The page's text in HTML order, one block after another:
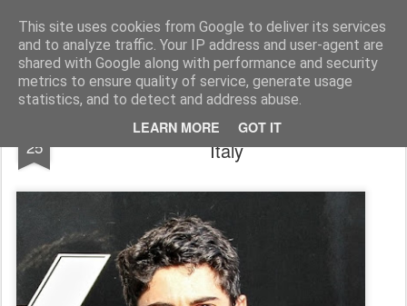
This site uses cookies from Google to deliver its services
and to analyze traffic. Your IP address and user-agent are
shared with Google along with performance and security
metrics to ensure quality of service, generate usage
statistics, and to detect and address abuse.
LEARN MORE GOT IT
AutoMotoCorse. Motorsport Random News 280912
25
AutoCorse/ Nannini rinnova con Wave
Italy